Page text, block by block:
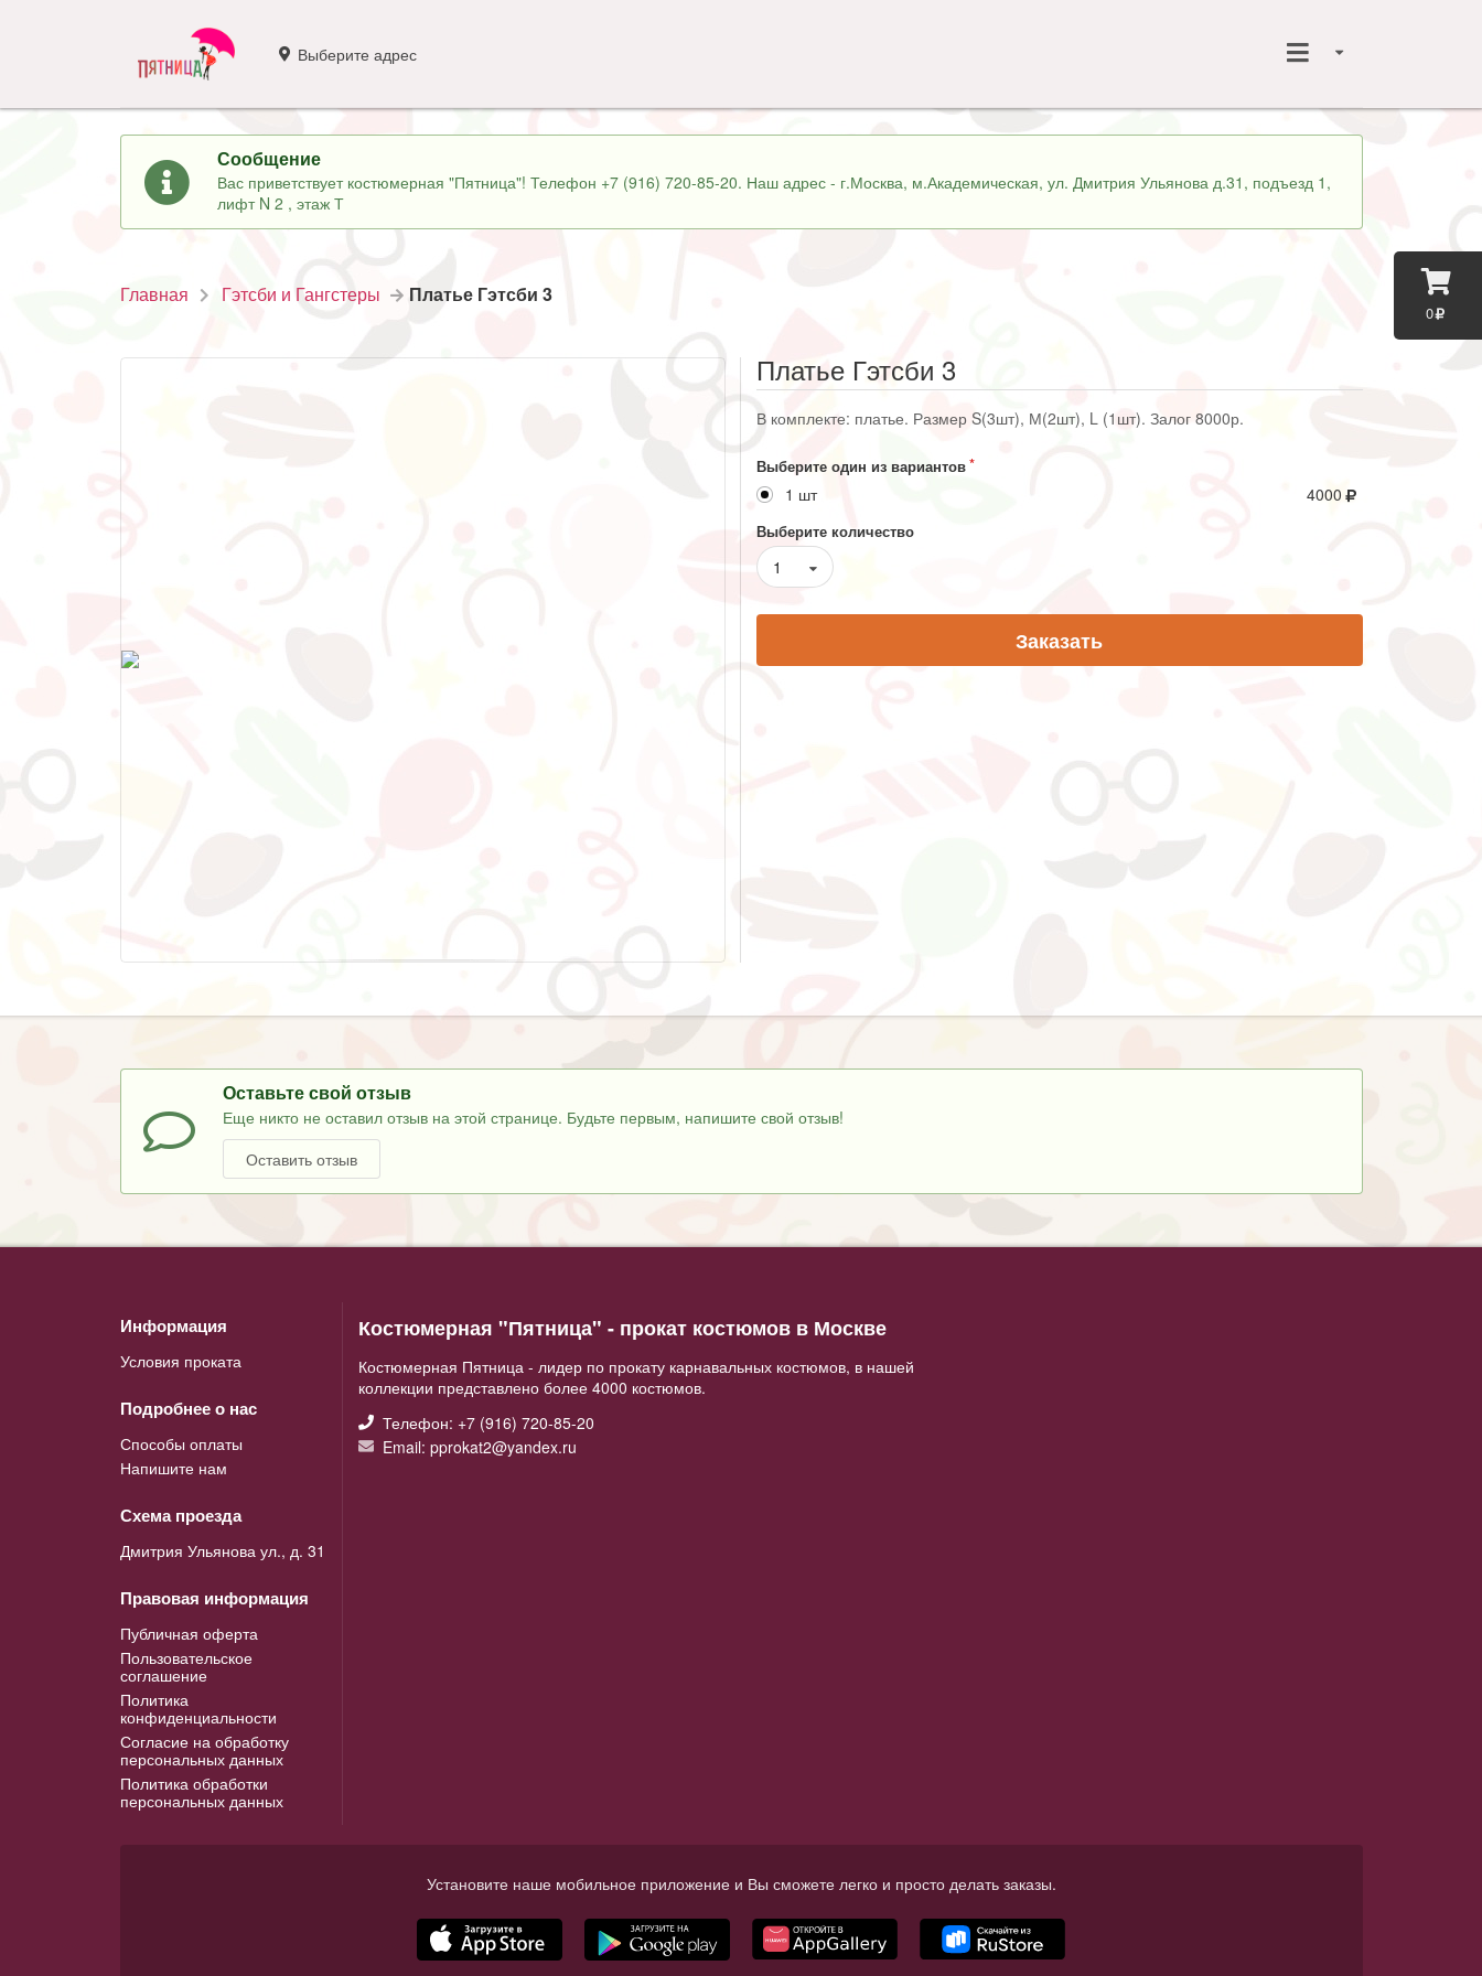
0
Выберите адрес
Сообщение
Вас приветствует костюмерная "Пятница"! Телефон +7 (916) 720-85-20. Наш адрес - г.Москва, м.Академическая, ул. Дмитрия Ульянова д.31, подъезд 1,
лифт N 2 , этаж Т
Главная Гэтсби и Гангстеры Платье Гэтсби 3
Платье Гэтсби 3
В комплекте: платье. Размер S(3шт), М(2шт), L (1шт). Залог 8000р.
Выберите один из вариантов
1 шт 4000
Выберите количество
1
Заказать
Оставьте свой отзыв
Еще никто не оставил отзыв на этой странице. Будьте первым, напишите свой отзыв!
Оставить отзыв
Информация
Условия проката
Подробнее о нас
Способы оплаты
Напишите нам
Схема проезда
Дмитрия Ульянова ул., д. 31
Правовая информация
Публичная оферта
Пользовательское
соглашение
Политика
конфиденциальности
Согласие на обработку
персональных данных
Политика обработки
персональных данных
Костюмерная "Пятница" - прокат костюмов в Москве
Костюмерная Пятница - лидер по прокату карнавальных костюмов, в нашей
коллекции представлено более 4000 костюмов.
Телефон: +7 (916) 720-85-20
Email: pprokat2@yandex.ru
Установите наше мобильное приложение и Вы сможете легко и просто делать заказы.